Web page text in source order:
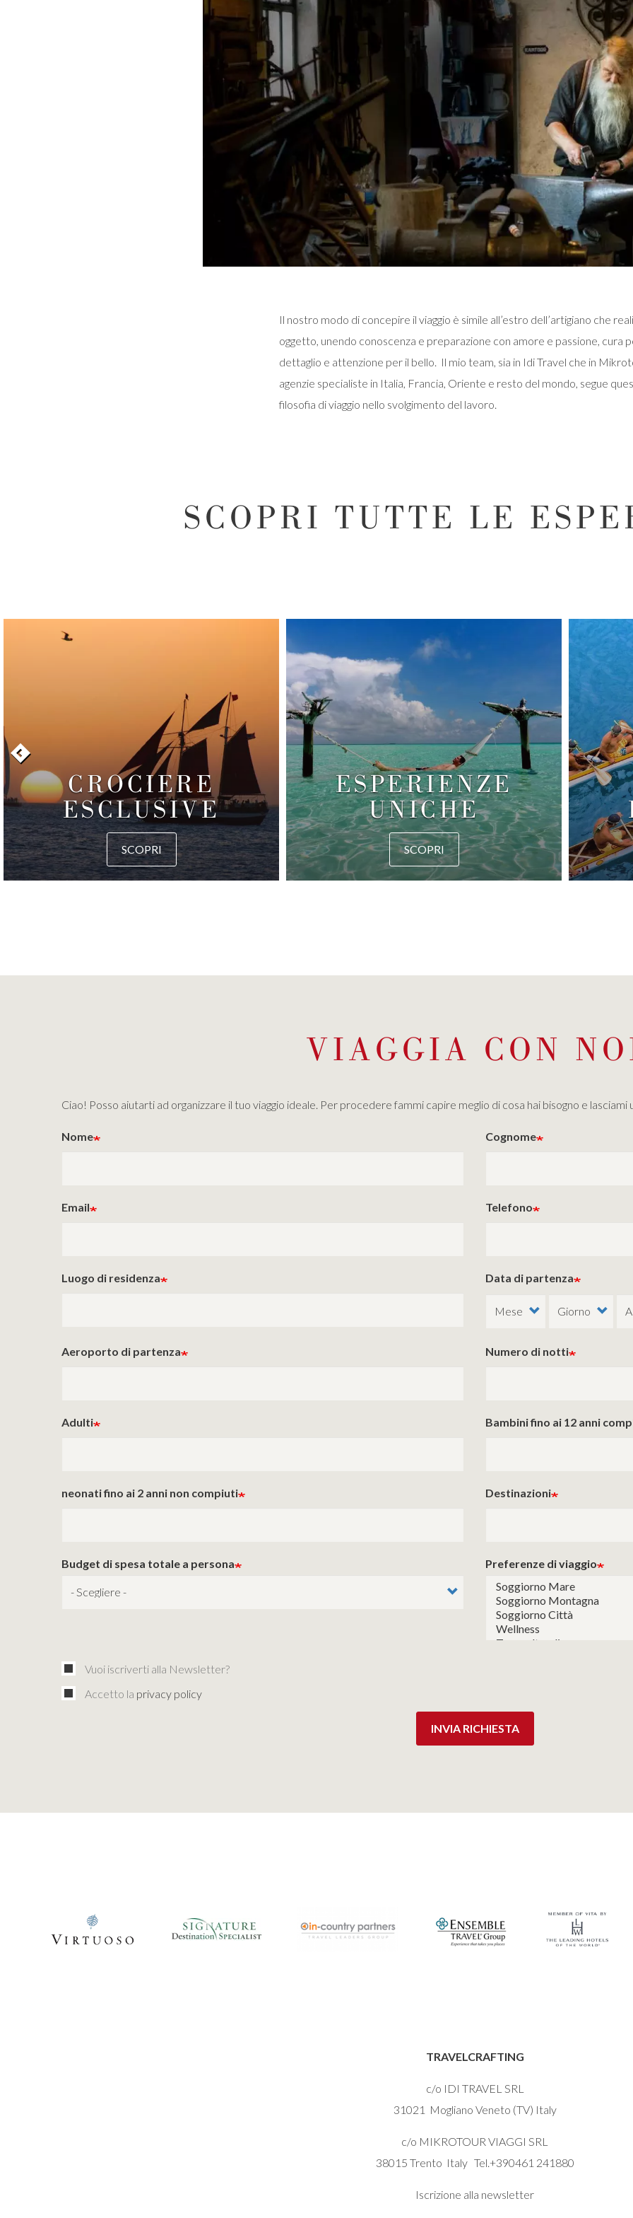
Il nostro modo di concepire il viaggio è simile all’estro dell’artigiano che
oggetto, unendo conoscenza e preparazione con amore e passione, cura
dettaglio e attenzione per il bello. Il mio team, sia in Idi Travel che in
agenzie specialiste in Italia, Francia, Oriente e resto del mondo, segue
filosofia di viaggio nello svolgimento del lavoro.
SCOPRI TUTTE LE
CROCIERE
ESCLUSIVE
SCOPRI
ESPERIENZE
UNICHE
SCOPRI
VIAGGIA CON
Ciao! Posso aiutarti ad organizzare il tuo viaggio ideale. Per procedere fammi capire meglio di cosa hai bisogno e
Nome Cognome
Email Telefono
Luogo di residenza Data di partenza
Aeroporto di partenza Numero di notti
Adulti Bambini fino ai 12 anni
neonati fino ai 2 anni non compiuti Destinazioni
Budget di spesa totale a persona Preferenze di viaggio
Vuoi iscriverti alla Newsletter?
Accetto la privacy policy
INVIA RICHIESTA
TRAVELCRAFTING
c/o IDI TRAVEL SRL
31021 Mogliano Veneto (TV) Italy
c/o MIKROTOUR VIAGGI SRL
38015 Trento Italy Tel.+390461 241880
Iscrizione alla newsletter